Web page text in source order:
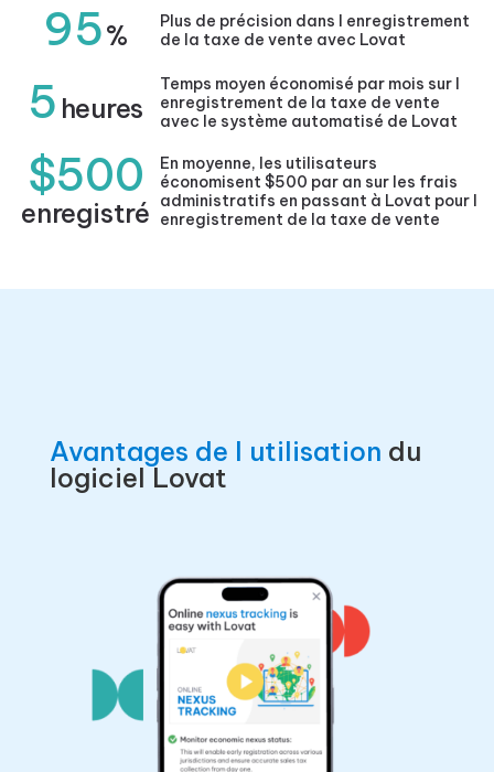
95%
Plus de précision dans l enregistrement
de la taxe de vente avec Lovat
5 heures
Temps moyen économisé par mois sur l
enregistrement de la taxe de vente
avec le système automatisé de Lovat
$500
enregistré
En moyenne, les utilisateurs
économisent $500 par an sur les frais
administratifs en passant à Lovat pour l
enregistrement de la taxe de vente
Avantages de l utilisation du
logiciel Lovat